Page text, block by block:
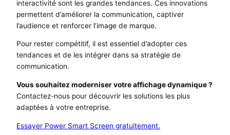
interactivité sont les grandes tendances. Ces innovations
permettent d’améliorer la communication, captiver
l’audience et renforcer l’image de marque.
Pour rester compétitif, il est essentiel d’adopter ces
tendances et de les intégrer dans sa stratégie de
communication.
Vous souhaitez moderniser votre affichage dynamique ?
Contactez-nous pour découvrir les solutions les plus
adaptées à votre entreprise.
Essayer Power Smart Screen gratuitement.